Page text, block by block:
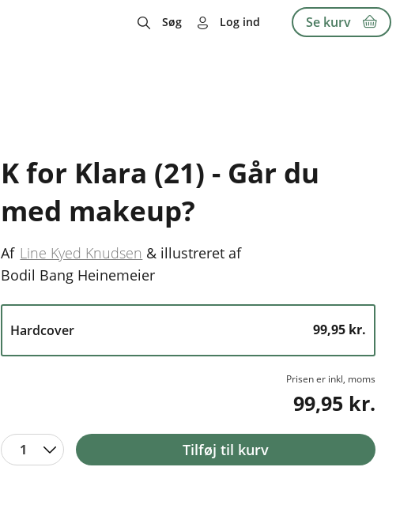
Søg Log ind Se kurv
K for Klara (21) - Går du
med makeup?
Af Line Kyed Knudsen & illustreret af
Bodil Bang Heinemeier
Hardcover 99,95 kr.
Prisen er inkl, moms
99,95 kr.
1 Tilføj til kurv